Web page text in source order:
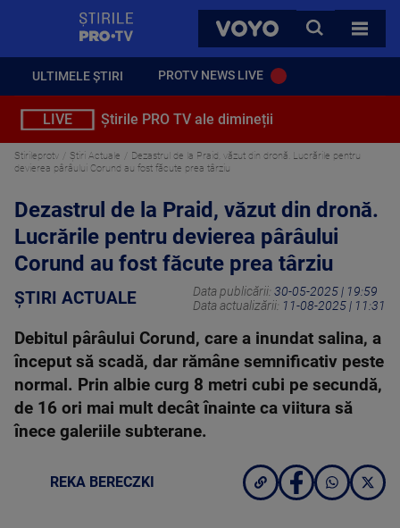
VOYO
CAUTA
TOATE
ULTIMELE ȘTIRI PROTV NEWS LIVE
LIVE Știrile PRO TV ale dimineții
Stirileprotv Știri Actuale
Dezastrul de la Praid, văzut din dronă. Lucrările pentru
devierea pârâului Corund au fost făcute prea târziu
Dezastrul de la Praid, văzut din dronă.
Lucrările pentru devierea pârâului
Corund au fost făcute prea târziu
ȘTIRI ACTUALE Data publicării: 30-05-2025 | 19:59
Data actualizării: 11-08-2025 | 11:31
Debitul pârâului Corund, care a inundat salina, a
început să scadă, dar rămâne semnificativ peste
normal. Prin albie curg 8 metri cubi pe secundă,
de 16 ori mai mult decât înainte ca viitura să
înece galeriile subterane.
REKA BERECZKI